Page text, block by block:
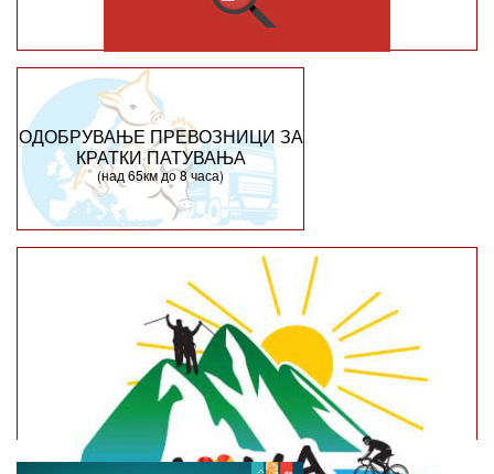
ОДОБРУВАЊЕ ПРЕВОЗНИЦИ ЗА
КРАТКИ ПАТУВАЊА
(над 65км до 8 часа)